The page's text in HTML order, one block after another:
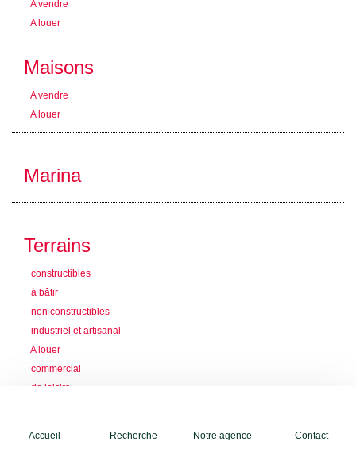
Accueil Recherche Notre agence Contact
A vendre
A louer
Maisons
A vendre
A louer
Marina
Terrains
constructibles
à bâtir
non constructibles
industriel et artisanal
A louer
commercial
de loisirs